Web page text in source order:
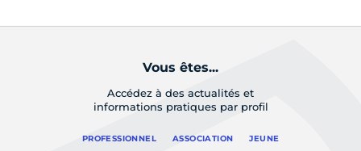
Vous êtes...
Accédez à des actualités et
informations pratiques par profil
PROFESSIONNEL ASSOCIATION JEUNE